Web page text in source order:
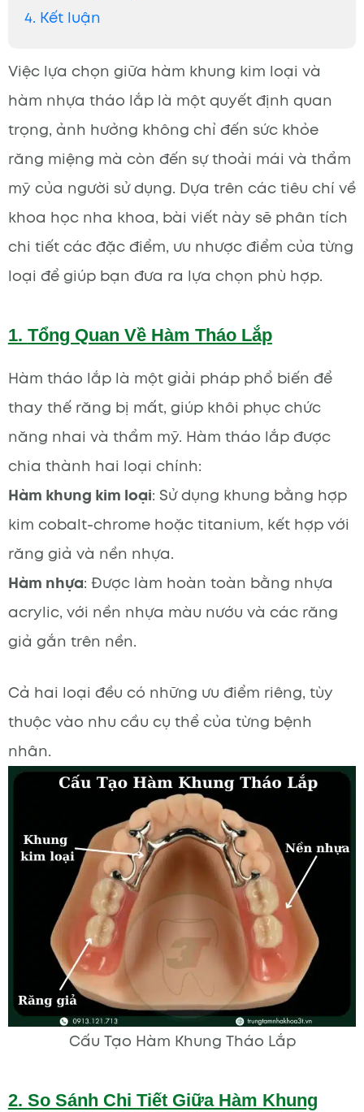
4. Kết luận
Việc lựa chọn giữa hàm khung kim loại và
hàm nhựa tháo lắp là một quyết định quan
trọng, ảnh hưởng không chỉ đến sức khỏe
răng miệng mà còn đến sự thoải mái và thẩm
mỹ của người sử dụng. Dựa trên các tiêu chí về
khoa học nha khoa, bài viết này sẽ phân tích
chi tiết các đặc điểm, ưu nhược điểm của từng
loại để giúp bạn đưa ra lựa chọn phù hợp.
1. Tổng Quan Về Hàm Tháo Lắp
Hàm tháo lắp là một giải pháp phổ biến để
thay thế răng bị mất, giúp khôi phục chức
năng nhai và thẩm mỹ. Hàm tháo lắp được
chia thành hai loại chính:
Hàm khung kim loại: Sử dụng khung bằng hợp
kim cobalt-chrome hoặc titanium, kết hợp với
răng giả và nền nhựa.
Hàm nhựa: Được làm hoàn toàn bằng nhựa
acrylic, với nền nhựa màu nướu và các răng
giả gắn trên nền.
Cả hai loại đều có những ưu điểm riêng, tùy
thuộc vào nhu cầu cụ thể của từng bệnh
nhân.
Cấu Tạo Hàm Khung Tháo Lắp
2. So Sánh Chi Tiết Giữa Hàm Khung